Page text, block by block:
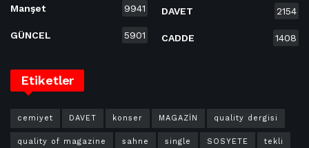
Manşet 9941
GÜNCEL 5901
DAVET 2154
CADDE 1408
Etiketler
cemiyet DAVET konser MAGAZİN quality dergisi
quality of magazine sahne single SOSYETE tekli